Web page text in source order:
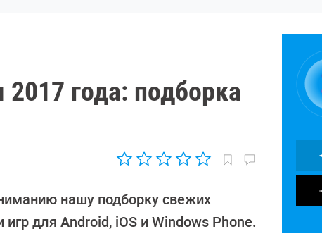
года: подборка
нашу подборку свежих
для Android, iOS и Windows Phone.